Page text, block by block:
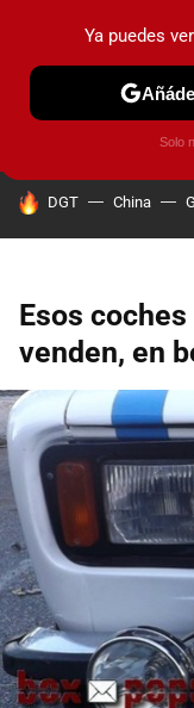
PRUEBAS
HOY SE HABLA DE
DGT China
Esos
venden, en
Ya puedes
Solo